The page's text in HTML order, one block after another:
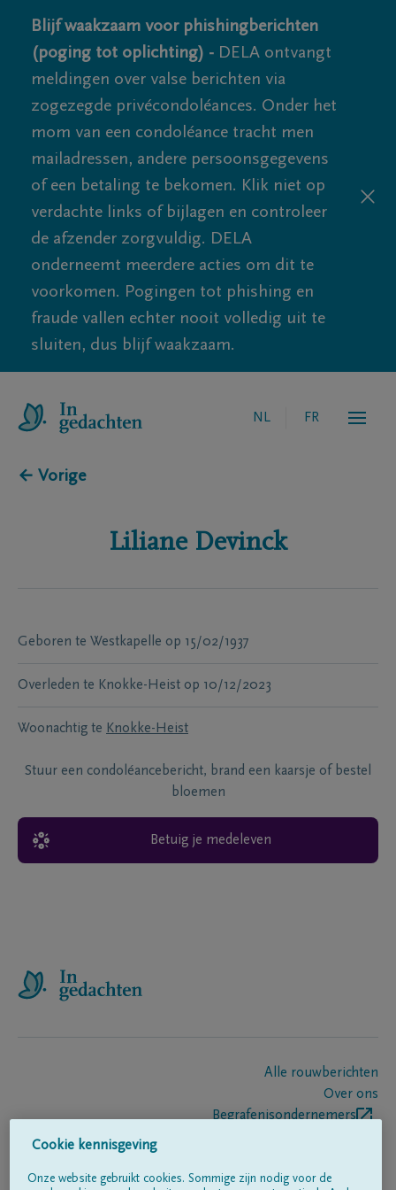
Blijf waakzaam voor phishingberichten
(poging tot oplichting) - DELA ontvangt
meldingen over valse berichten via
zogezegde privécondoléances. Onder het
mom van een condoléance tracht men
mailadressen, andere persoonsgegevens
of een betaling te bekomen. Klik niet op
verdachte links of bijlagen en controleer
de afzender zorgvuldig. DELA
onderneemt meerdere acties om dit te
voorkomen. Pogingen tot phishing en
fraude vallen echter nooit volledig uit te
sluiten, dus blijf waakzaam.
NL FR
← Vorige
Liliane Devinck
Geboren te Westkapelle op 15/02/1937
Overleden te Knokke-Heist op 10/12/2023
Woonachtig te Knokke-Heist
Stuur een condoléancebericht, brand een kaarsje of bestel
bloemen
Betuig je medeleven
Alle rouwberichten
Over ons
Begrafenisondernemers
Cookie kennisgeving
Onze website gebruikt cookies. Sommige zijn nodig voor de